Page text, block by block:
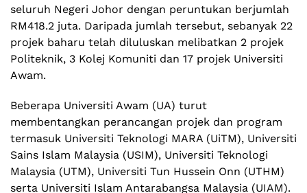
seluruh Negeri Johor dengan peruntukan berjumlah
RM418.2 juta. Daripada jumlah tersebut, sebanyak 22
projek baharu telah diluluskan melibatkan 2 projek
Politeknik, 3 Kolej Komuniti dan 17 projek Universiti
Awam.
Beberapa Universiti Awam (UA) turut
membentangkan perancangan projek dan program
termasuk Universiti Teknologi MARA (UiTM), Universiti
Sains Islam Malaysia (USIM), Universiti Teknologi
Malaysia (UTM), Universiti Tun Hussein Onn (UTHM)
serta Universiti Islam Antarabangsa Malaysia (UIAM).